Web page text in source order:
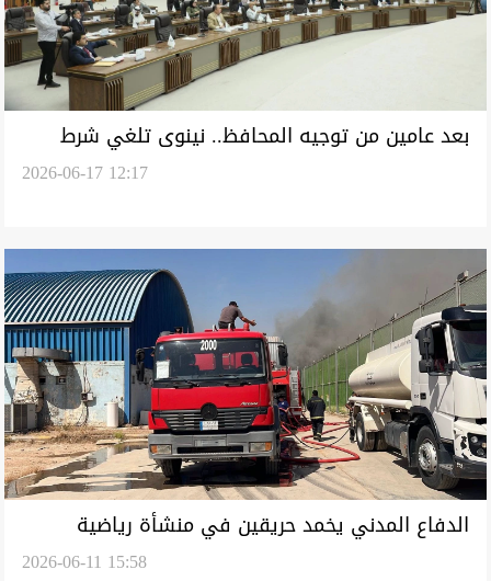
بعد عامين من توجيه المحافظ.. نينوى تلغي شرط
2026-06-17 12:17
الدفاع المدني يخمد حريقين في منشأة رياضية
2026-06-11 15:58